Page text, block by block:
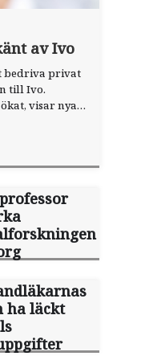
av Ivo
bedriva privat
till Ivo.
visar nya
ha läckt